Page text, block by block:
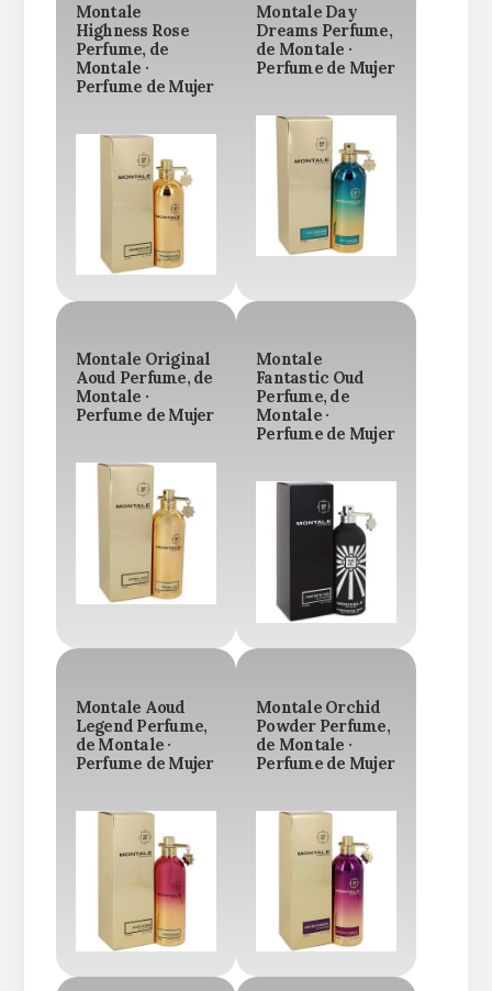
Montale
Highness Rose
Perfume, de
Montale ·
Perfume de Mujer
Montale Day
Dreams Perfume,
de Montale ·
Perfume de Mujer
Montale Original
Aoud Perfume, de
Montale ·
Perfume de Mujer
Montale
Fantastic Oud
Perfume, de
Montale ·
Perfume de Mujer
Montale Aoud
Legend Perfume,
de Montale ·
Perfume de Mujer
Montale Orchid
Powder Perfume,
de Montale ·
Perfume de Mujer